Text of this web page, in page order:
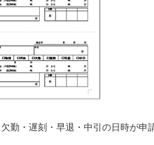
勤・遅刻・早退・中引の日時が申